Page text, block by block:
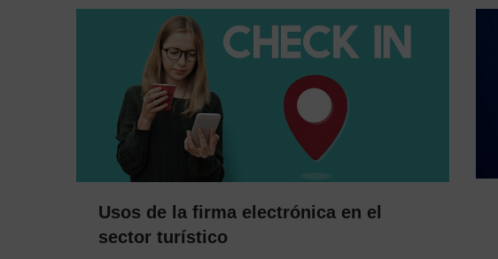
Usos de la firma electrónica en el
sector turístico